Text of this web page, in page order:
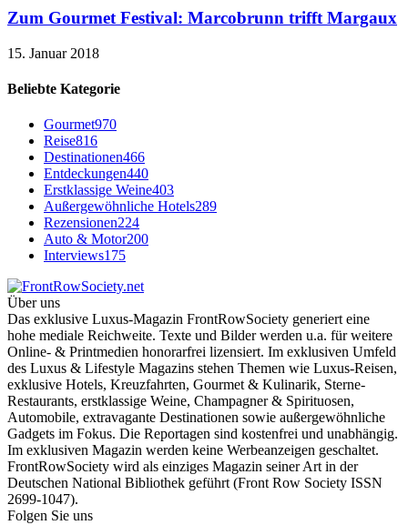
Zum Gourmet Festival: Marcobrunn trifft Margaux
15. Januar 2018
Beliebte Kategorie
Gourmet970
Reise816
Destinationen466
Entdeckungen440
Erstklassige Weine403
Außergewöhnliche Hotels289
Rezensionen224
Auto & Motor200
Interviews175
Über uns
Das exklusive Luxus-Magazin FrontRowSociety generiert eine
hohe mediale Reichweite. Texte und Bilder werden u.a. für weitere
Online- & Printmedien honorarfrei lizensiert. Im exklusiven Umfeld
des Luxus & Lifestyle Magazins stehen Themen wie Luxus-Reisen,
exklusive Hotels, Kreuzfahrten, Gourmet & Kulinarik, Sterne-
Restaurants, erstklassige Weine, Champagner & Spirituosen,
Automobile, extravagante Destinationen sowie außergewöhnliche
Gadgets im Fokus. Die Reportagen sind kostenfrei und unabhängig.
Im exklusiven Magazin werden keine Werbeanzeigen geschaltet.
FrontRowSociety wird als einziges Magazin seiner Art in der
Deutschen National Bibliothek geführt (Front Row Society ISSN
2699-1047).
Folgen Sie uns